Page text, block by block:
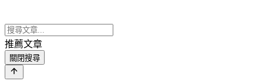
推薦文章
關閉搜尋